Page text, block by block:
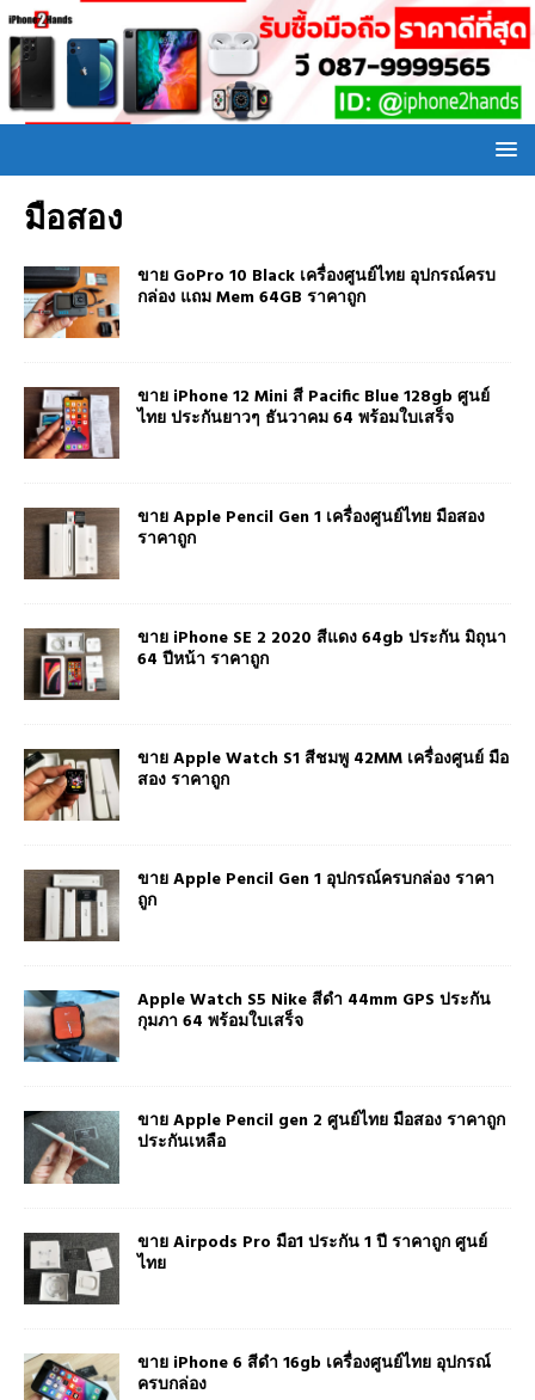
มือสอง
ขาย GoPro 10 Black เครื่องศูนย์ไทย อุปกรณ์ครบ
กล่อง แถม Mem 64GB ราคาถูก
ขาย iPhone 12 Mini สี Pacific Blue 128gb ศูนย์
ไทย ประกันยาวๆ ธันวาคม 64 พร้อมใบเสร็จ
ขาย Apple Pencil Gen 1 เครื่องศูนย์ไทย มือสอง
ราคาถูก
ขาย iPhone SE 2 2020 สีแดง 64gb ประกัน มิถุนา
64 ปีหน้า ราคาถูก
ขาย Apple Watch S1 สีชมพู 42MM เครื่องศูนย์ มือ
สอง ราคาถูก
ขาย Apple Pencil Gen 1 อุปกรณ์ครบกล่อง ราคา
ถูก
Apple Watch S5 Nike สีดำ 44mm GPS ประกัน
กุมภา 64 พร้อมใบเสร็จ
ขาย Apple Pencil gen 2 ศูนย์ไทย มือสอง ราคาถูก
ประกันเหลือ
ขาย Airpods Pro มือ1 ประกัน 1 ปี ราคาถูก ศูนย์
ไทย
ขาย iPhone 6 สีดำ 16gb เครื่องศูนย์ไทย อุปกรณ์
ครบกล่อง